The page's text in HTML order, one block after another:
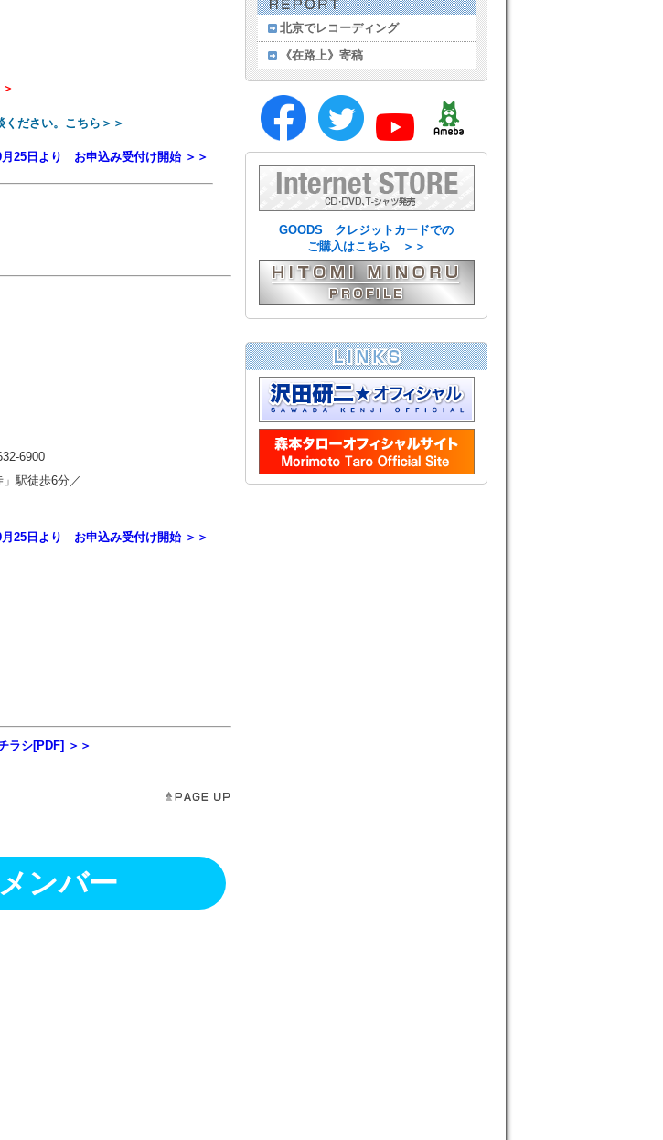
ださい。こちら＞＞
月25日より お申込み受付け開始 ＞＞
6900
駅徒歩6分／
月25日より お申込み受付け開始 ＞＞
ラシ[PDF] ＞＞
ンバー
北京でレコーディング
《在路上》寄稿
GOODS クレジットカードでの
ご購入はこちら ＞＞